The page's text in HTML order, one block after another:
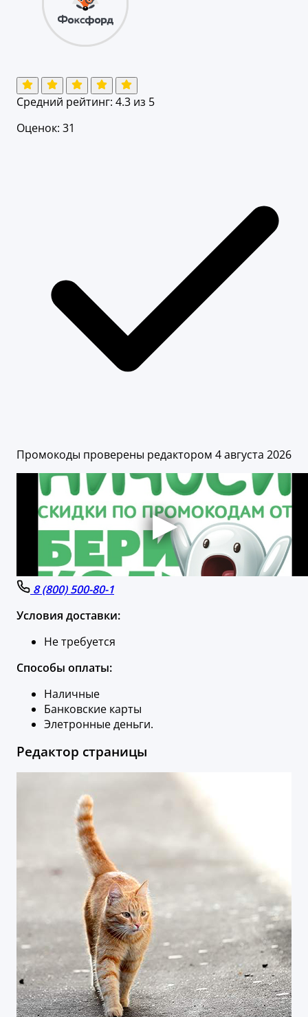
Средний рейтинг: 4.3 из 5
Оценок: 31
Промокоды проверены редактором 4 августа 2026
8 (800) 500-80-1
Условия доставки:
Не требуется
Способы оплаты:
Наличные
Банковские карты
Элетронные деньги.
Редактор страницы